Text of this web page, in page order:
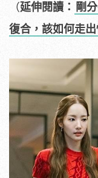
（延伸閱讀： 剛
復合，該如何走出